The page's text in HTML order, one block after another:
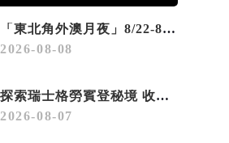
「東北角外澳月夜」8/22-8/23浪漫登場 串聯五漁村、音樂、市集、火舞與慢旅共度夏夜
2026-08-08
探索瑞士格勞賓登秘境 收藏六種阿爾卑斯夏日療癒之旅
2026-08-07